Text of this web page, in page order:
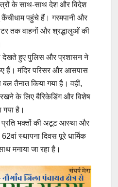
के साथ-साथ देश और विदेश
कैंचीधाम पहुंचे हैं। गरमपानी और
तक वाहनों और श्रद्धालुओं की
देखते हुए पुलिस और प्रशासन ने
हैं। मंदिर परिसर और आसपास
बल तैनात किया गया है। वहीं,
रखने के लिए बैरिकेडिंग और विशेष
गया है।
प्रति भक्तों की अटूट आस्था और
स्थापना दिवस पूरे धार्मिक
मनाया जा रहा है।